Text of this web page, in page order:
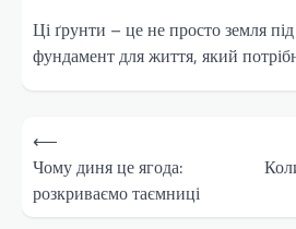
Ці ґрунти – це не просто земля
фундамент для життя, який
Навігація
записів
⟵
Чому диня це ягода:
розкриваємо таємниці